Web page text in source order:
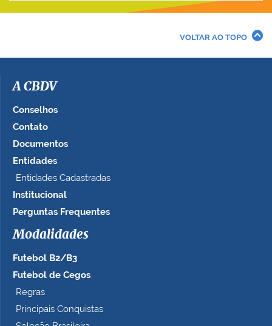
VOLTAR AO TOPO
A CBDV
Conselhos
Contato
Documentos
Entidades
Entidades Cadastradas
Institucional
Perguntas Frequentes
Modalidades
Futebol B2/B3
Futebol de Cegos
Regras
Principais Conquistas